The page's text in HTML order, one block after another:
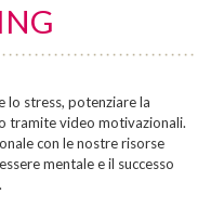
lo stress, potenziare la
tramite video motivazionali.
con le nostre risorse
mentale e il successo